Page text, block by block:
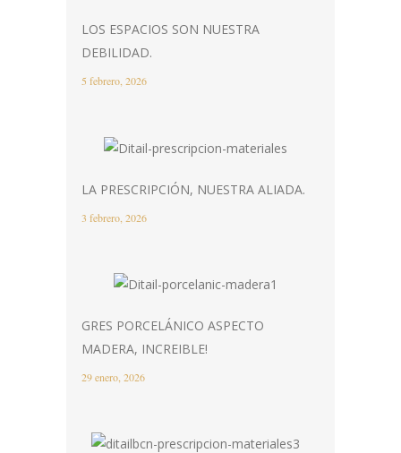
LOS ESPACIOS SON NUESTRA
DEBILIDAD.
5 febrero, 2026
LA PRESCRIPCIÓN, NUESTRA ALIADA.
3 febrero, 2026
GRES PORCELÁNICO ASPECTO
MADERA, INCREIBLE!
29 enero, 2026